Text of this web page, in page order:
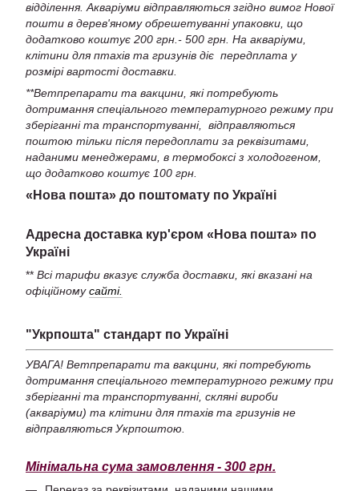
відділення. Акваріуми відправляються згідно вимог Нової
пошти в дерев'яному обрешетуванні упаковки, що
додатково коштує 200 грн.- 500 грн. На акваріуми,
клітини для птахів та гризунів діє передплата у
розмірі вартості доставки.
**Ветпрепарати та вакцини, які потребують
дотримання спеціального температурного режиму при
зберіганні та транспортуванні, відправляються
поштою тільки після передоплати за реквізитами,
наданими менеджерами, в термобоксі з холодогеном,
що додатково коштує 100 грн.
«Нова пошта» до поштомату по Україні
Адресна доставка кур'єром «Нова пошта» по
Україні
** Всі тарифи вказує служба доставки, які вказані на
офіційномусайті.
"Укрпошта" стандарт по Україні
УВАГА! Ветпрепарати та вакцини, які потребують
дотримання спеціального температурного режиму при
зберіганні та транспортуванні, скляні вироби
(акваріуми) та клітини для птахів та гризунів не
відправляються Укрпоштою.
Мінімальна сума замовлення - 300 грн.